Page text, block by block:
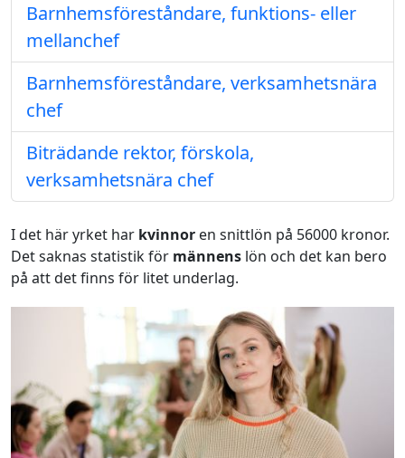
Barnhemsföreståndare, funktions- eller
mellanchef
Barnhemsföreståndare, verksamhetsnära
chef
Biträdande rektor, förskola,
verksamhetsnära chef
I det här yrket har kvinnor en snittlön på 56000 kronor.
Det saknas statistik för männens lön och det kan bero
på att det finns för litet underlag.